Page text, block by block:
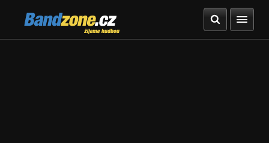
Bandzone.cz
žijeme hudbou